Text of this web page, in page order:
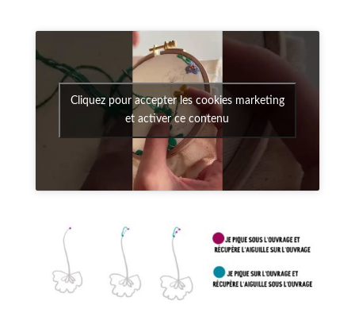
Cliquez pour accepter les cookies marketing
et activer ce contenu